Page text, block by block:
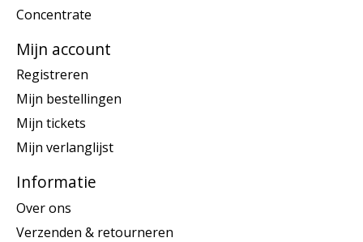
Concentrate
Mijn account
Registreren
Mijn bestellingen
Mijn tickets
Mijn verlanglijst
Informatie
Over ons
Verzenden & retourneren